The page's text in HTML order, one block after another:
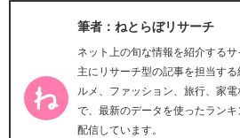
筆者：ねとらぼリサーチ
ネット上の旬な情報を紹介するサ
主にリサーチ型の記事を担当す
ルメ、ファッション、旅行、家
で、最新のデータを使ったラン
配信しています。